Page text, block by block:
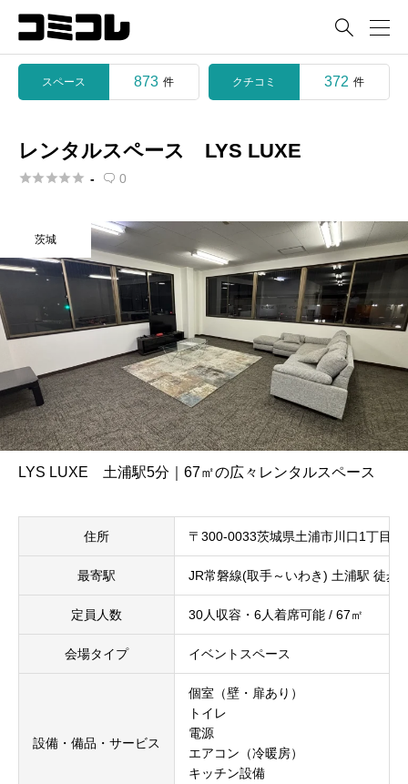

スペース 873 件 クチコミ 372 件
レンタルスペース LYS LUXE
 -  0
茨城
LYS LUXE 土浦駅5分｜67㎡の広々レンタルスペース
住所 〒300-0033茨城県土浦市川口1丁目5
最寄駅 JR常磐線(取手～いわき) 土浦駅 徒歩
定員人数 30人収容・6人着席可能 / 67㎡
会場タイプ イベントスペース
設備・備品・サービス
個室（壁・扉あり）
トイレ
電源
エアコン（冷暖房）
キッチン設備